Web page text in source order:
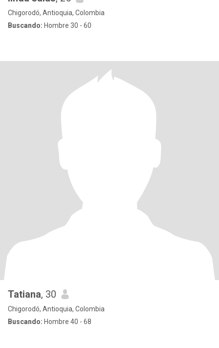
Chigorodó, Antioquia, Colombia
Buscando: Hombre 30 - 60
Tatiana, 30
Chigorodó, Antioquia, Colombia
Buscando: Hombre 40 - 68